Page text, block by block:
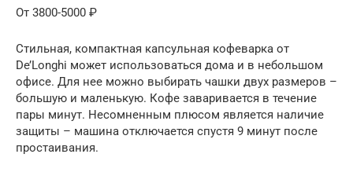
От 3800-5000 ₽
Стильная, компактная капсульная кофеварка от
De’Longhi может использоваться дома и в небольшом
офисе. Для нее можно выбирать чашки двух размеров –
большую и маленькую. Кофе заваривается в течение
пары минут. Несомненным плюсом является наличие
защиты – машина отключается спустя 9 минут после
простаивания.